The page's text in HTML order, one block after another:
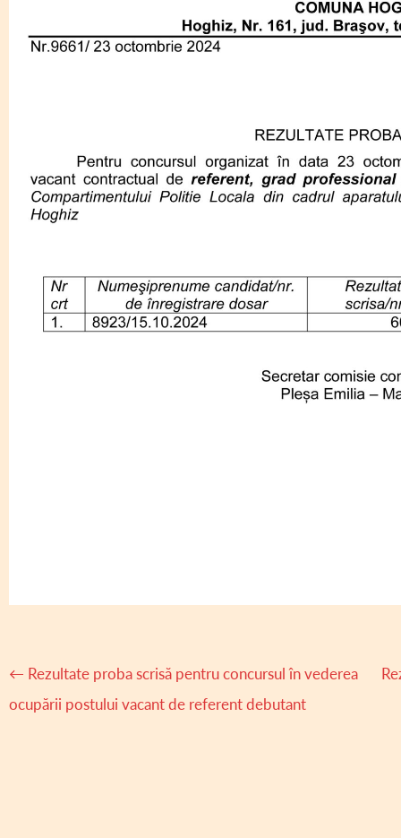
PROIECT – COD
AVIZE /
VÂNZARE
Navigare
articole
← Rezultate proba scrisă pentru concursul în vederea
ocupării postului vacant de referent debutant